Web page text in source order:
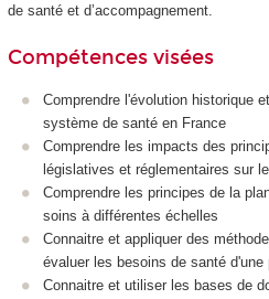
de santé et d’accompagnement.
Compétences visées
Comprendre l'évolution historique
système de santé en France
Comprendre les impacts des
législatives et réglementaires sur
Comprendre les principes de la
soins à différentes échelles
Connaitre et appliquer des
évaluer les besoins de santé d'une
Connaitre et utiliser les bases de